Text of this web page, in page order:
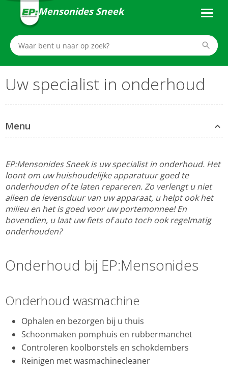
Mensonides Sneek
Uw specialist in onderhoud
Menu
EP:Mensonides Sneek is uw specialist in onderhoud. Het
loont om uw huishoudelijke apparatuur goed te
onderhouden of te laten repareren. Zo verlengt u niet
alleen de levensduur van uw apparaat, u helpt ook het
milieu en het is goed voor uw portemonnee! En
bovendien, u laat uw fiets of auto toch ook regelmatig
onderhouden?
Onderhoud bij EP:Mensonides
Onderhoud wasmachine
Ophalen en bezorgen bij u thuis
Schoonmaken pomphuis en rubbermanchet
Controleren koolborstels en schokdembers
Reinigen met wasmachinecleaner